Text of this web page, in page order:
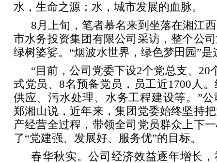
水，生命之源；水，城市发展的血脉。
8月上旬，笔者慕名来到坐落在湘江
市水务投资集团有限公司采访，整个公
绿树婆娑。“烟波水世界，绿色梦田园”
“目前，公司党委下设2个党总支、20
式党员、8名预备党员，员工近1700人
供应、污水处理、水务工程建设等。”
郑湘山说，近年来，集团党委始终坚持
产经营全过程，带领全司党员群众上下
了“党建强、发展好、服务优”的目标。
春华秋实。公司经济效益逐年增长